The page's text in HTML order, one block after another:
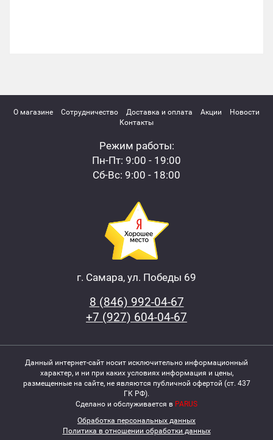
О магазине Сотрудничество Доставка и оплата Акции
Новости
Контакты
Режим работы:
Пн-Пт: 9:00 - 19:00
Сб-Вс: 9:00 - 18:00
г. Самара, ул. Победы 69
8 (846) 992-04-67
+7 (927) 604-04-67
Данный интернет-сайт носит исключительно информационный
характер, и ни при каких условиях информация и цены,
размещенные на сайте, не являются публичной офертой (ст. 437
ГК РФ).
Сделано и обслуживается в PARUS
Обработка персональных данных
Политика в отношении обработки данных